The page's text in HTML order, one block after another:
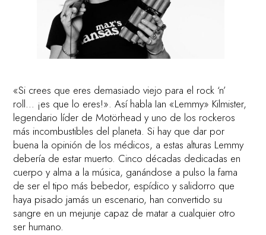
«Si crees que eres demasiado viejo para el rock ‘n’
roll… ¡es que lo eres!». Así habla Ian «Lemmy» Kilmister,
legendario líder de Motörhead y uno de los rockeros
más incombustibles del planeta. Si hay que dar por
buena la opinión de los médicos, a estas alturas Lemmy
debería de estar muerto. Cinco décadas dedicadas en
cuerpo y alma a la música, ganándose a pulso la fama
de ser el tipo más bebedor, espídico y salidorro que
haya pisado jamás un escenario, han convertido su
sangre en un mejunje capaz de matar a cualquier otro
ser humano.